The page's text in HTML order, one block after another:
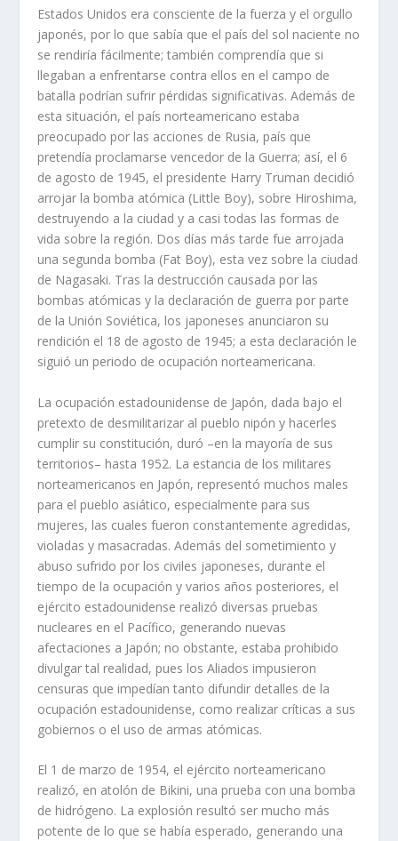
Estados Unidos era consciente de la fuerza y el orgullo
japonés, por lo que sabía que el país del sol naciente no
se rendiría fácilmente; también comprendía que si
llegaban a enfrentarse contra ellos en el campo de
batalla podrían sufrir pérdidas significativas. Además de
esta situación, el país norteamericano estaba
preocupado por las acciones de Rusia, país que
pretendía proclamarse vencedor de la Guerra; así, el 6
de agosto de 1945, el presidente Harry Truman decidió
arrojar la bomba atómica (Little Boy), sobre Hiroshima,
destruyendo a la ciudad y a casi todas las formas de
vida sobre la región. Dos días más tarde fue arrojada
una segunda bomba (Fat Boy), esta vez sobre la ciudad
de Nagasaki. Tras la destrucción causada por las
bombas atómicas y la declaración de guerra por parte
de la Unión Soviética, los japoneses anunciaron su
rendición el 18 de agosto de 1945; a esta declaración le
siguió un periodo de ocupación norteamericana.
La ocupación estadounidense de Japón, dada bajo el
pretexto de desmilitarizar al pueblo nipón y hacerles
cumplir su constitución, duró –en la mayoría de sus
territorios– hasta 1952. La estancia de los militares
norteamericanos en Japón, representó muchos males
para el pueblo asiático, especialmente para sus
mujeres, las cuales fueron constantemente agredidas,
violadas y masacradas. Además del sometimiento y
abuso sufrido por los civiles japoneses, durante el
tiempo de la ocupación y varios años posteriores, el
ejército estadounidense realizó diversas pruebas
nucleares en el Pacífico, generando nuevas
afectaciones a Japón; no obstante, estaba prohibido
divulgar tal realidad, pues los Aliados impusieron
censuras que impedían tanto difundir detalles de la
ocupación estadounidense, como realizar críticas a sus
gobiernos o el uso de armas atómicas.
El 1 de marzo de 1954, el ejército norteamericano
realizó, en atolón de Bikini, una prueba con una bomba
de hidrógeno. La explosión resultó ser mucho más
potente de lo que se había esperado, generando una